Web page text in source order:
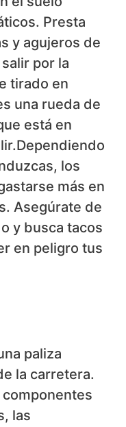
Presta
y agujeros de
por la
tirado en
una rueda de
está en
los
más en
Asegúrate de
y busca tacos
en peligro tus
paliza
la carretera.
las